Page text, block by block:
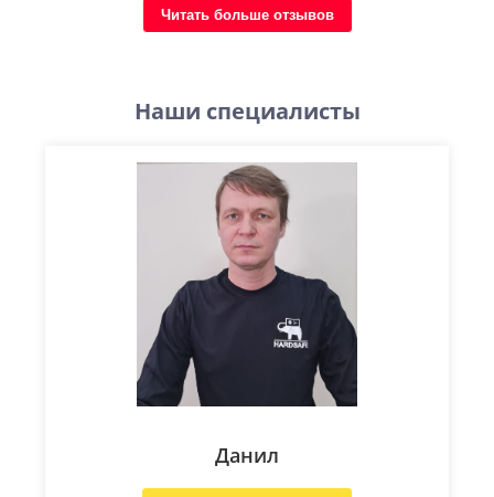
Читать больше отзывов
Наши специалисты
Данил